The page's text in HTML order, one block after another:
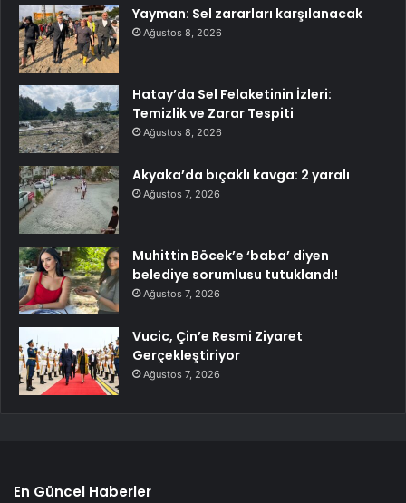
Yayman: Sel zararları karşılanacak
Ağustos 8, 2026
Hatay’da Sel Felaketinin İzleri:
Temizlik ve Zarar Tespiti
Ağustos 8, 2026
Akyaka’da bıçaklı kavga: 2 yaralı
Ağustos 7, 2026
Muhittin Böcek’e ‘baba’ diyen
belediye sorumlusu tutuklandı!
Ağustos 7, 2026
Vucic, Çin’e Resmi Ziyaret
Gerçekleştiriyor
Ağustos 7, 2026
En Güncel Haberler